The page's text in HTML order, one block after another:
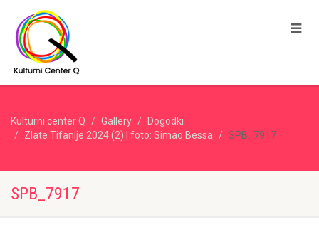
Kulturni center Q Gallery
Dogodki
Zlate Tifanije 2024 (2) | foto: Simao Bessa
SPB_7917
SPB_7917